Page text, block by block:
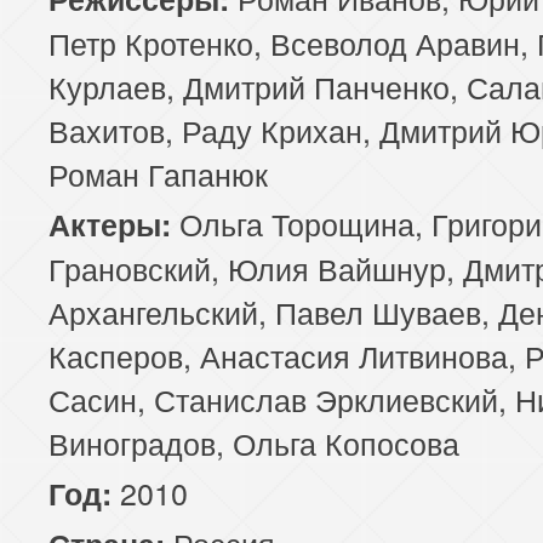
89 серия
90 серия
91 серия
93 серия
94 серия
95 серия
97 серия
98 серия
Петр Кротенко, Всеволод Аравин,
Курлаев, Дмитрий Панченко,
Вахитов, Раду Крихан, Дмитрий
Роман Гапанюк
Актеры: Ольга Торощина,
Грановский, Юлия Вайшнур,
Архангельский, Павел Шуваев,
Касперов, Анастасия Литвинова,
Сасин, Станислав Эрклиевский,
Виноградов, Ольга Копосова
Год: 2010